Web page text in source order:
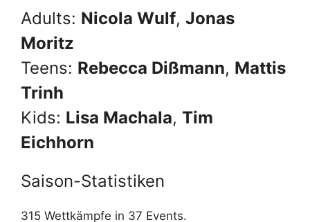
Adults: Nicola Wulf, Jonas
Moritz
Teens: Rebecca Dißmann, Mattis
Trinh
Kids: Lisa Machala, Tim
Eichhorn
Saison-Statistiken
315 Wettkämpfe in 37 Events.